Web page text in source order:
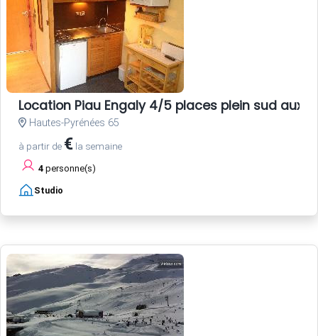
Location Piau Engaly 4/5 places plein sud aux
Hautes-Pyrénées 65
à partir de € la semaine
4 personne(s)
Studio